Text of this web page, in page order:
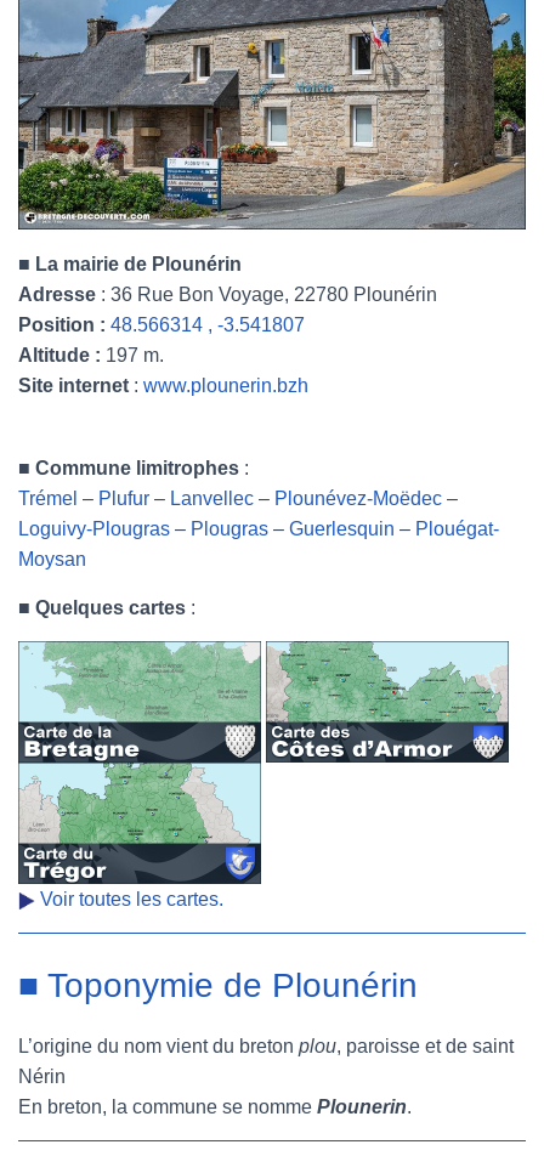
■ La mairie de Plounérin
Adresse : 36 Rue Bon Voyage, 22780 Plounérin
Position : 48.566314 , -3.541807
Altitude : 197 m.
Site internet : www.plounerin.bzh
■ Commune limitrophes :
Trémel – Plufur – Lanvellec – Plounévez-Moëdec –
Loguivy-Plougras – Plougras – Guerlesquin – Plouégat-
Moysan
■ Quelques cartes :
Voir toutes les cartes.
■ Toponymie de Plounérin
L’origine du nom vient du breton plou, paroisse et de saint
Nérin
En breton, la commune se nomme Plounerin.